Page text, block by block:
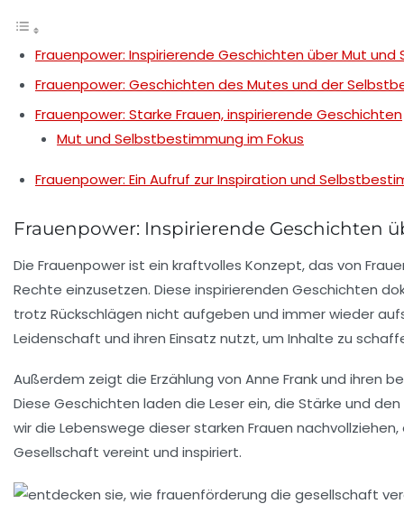
Frauenpower: Inspirierende Geschichten über Mut
Frauenpower: Geschichten des Mutes und der
Frauenpower: Starke Frauen, inspirierende Geschichten
Mut und Selbstbestimmung im Fokus
Frauenpower: Ein Aufruf zur Inspiration und
Frauenpower: Inspirierende Geschichten
Die Frauenpowerist ein kraftvolles Konzept, das von
Rechte einzusetzen. Diese inspirierenden Geschichten
trotz Rückschlägen nicht aufgeben und immer wieder
Leidenschaft und ihren Einsatz nutzt, um Inhalte zu
Außerdem zeigt die Erzählung von Anne Frank und ihren
Diese Geschichten laden die Leser ein, die Stärke und den
wir die Lebenswege dieser starken Frauen
Gesellschaft vereint und inspiriert.